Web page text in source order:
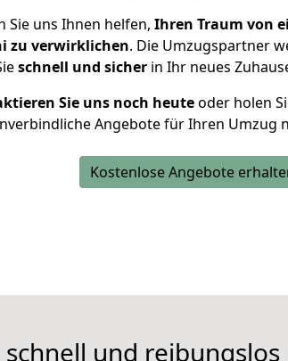
Sie uns Ihnen helfen, Ihren Traum von
zu verwirklichen. Die Umzugspartner
schnell und sicher in Ihr neues
Sie uns noch heuteoder holen
Angebote für Ihren Umzug
Kostenlose Angebote
und reibungslos